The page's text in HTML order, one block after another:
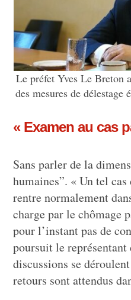
Le préfet Yves Le Breton
des mesures de
« Examen au cas
Sans parler de la
humaines”. « Un tel
rentre normalement
charge par le chômage
pour l’instant pas de
poursuit le représentant
discussions se
retours sont attendus